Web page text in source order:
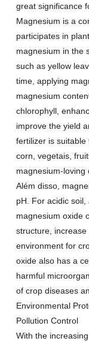
great significance
Magnesium is a
participates in
magnesium in the
such as yellow
time, applying
magnesium
chlorophyll,
improve the yield
fertilizer is
corn , vegetais,
magnesium-loving
Além disso,
pH
For acidic soil,
magnesium oxide
structure, increase
environment for
oxide also has a
harmful
of crop diseases
Environmental
Pollution Control
With the